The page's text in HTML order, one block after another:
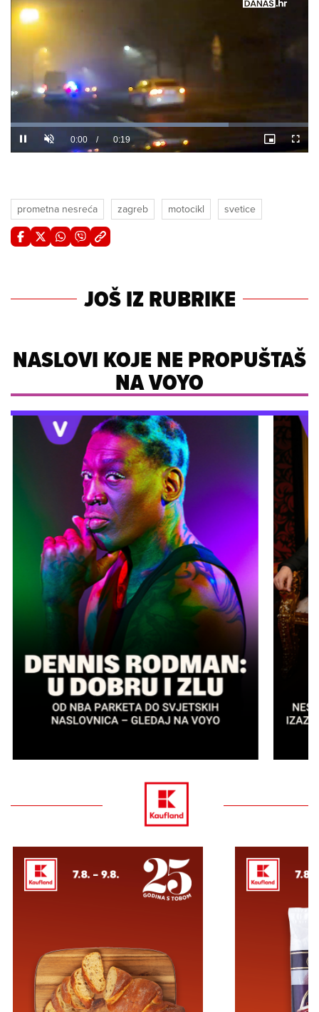
Unmute /
Loaded:
87.67%
prometna nesreća zagreb motocikl svetice
JOŠ IZ RUBRIKE
NASLOVI KOJE NE PROPUŠTAŠ
NA VOYO